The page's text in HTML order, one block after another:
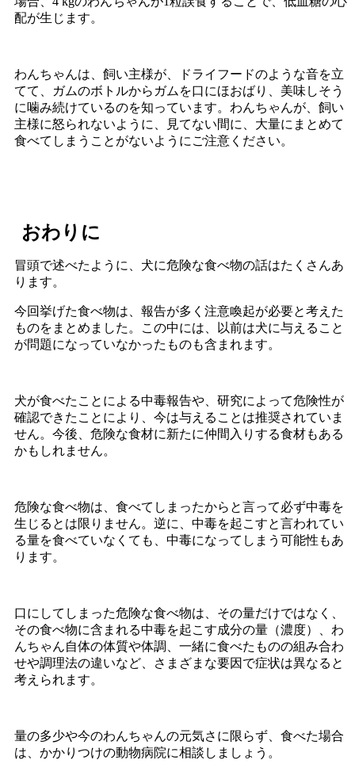
配が生じます。
わんちゃんは、飼い主様が、ドライフードのような音を立
てて、ガムのボトルからガムを口にほおばり、美味しそう
に噛み続けているのを知っています。わんちゃんが、飼い
主様に怒られないように、見てない間に、大量にまとめて
食べてしまうことがないようにご注意ください。
おわりに
冒頭で述べたように、犬に危険な食べ物の話はたくさんあ
ります。
今回挙げた食べ物は、報告が多く注意喚起が必要と考えた
ものをまとめました。この中には、以前は犬に与えること
が問題になっていなかったものも含まれます。
犬が食べたことによる中毒報告や、研究によって危険性が
確認できたことにより、今は与えることは推奨されていま
せん。今後、危険な食材に新たに仲間入りする食材もある
かもしれません。
危険な食べ物は、食べてしまったからと言って必ず中毒を
生じるとは限りません。逆に、中毒を起こすと言われてい
る量を食べていなくても、中毒になってしまう可能性もあ
ります。
口にしてしまった危険な食べ物は、その量だけではなく、
その食べ物に含まれる中毒を起こす成分の量（濃度）、わ
んちゃん自体の体質や体調、一緒に食べたものの組み合わ
せや調理法の違いなど、さまざまな要因で症状は異なると
考えられます。
量の多少や今のわんちゃんの元気さに限らず、食べた場合
は、かかりつけの動物病院に相談しましょう。